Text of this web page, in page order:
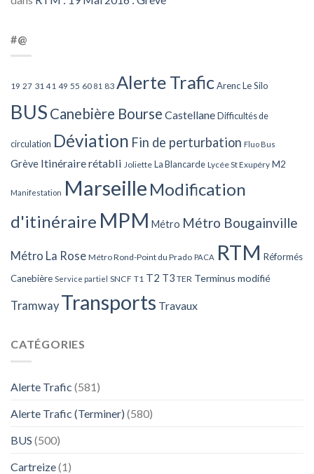
#@
19 27 31 41 49 55 60 81 83 Alerte TraficArenc Le Silo
BUS Canebière Bourse Castellane Difficultés de
circulation Déviation Fin de perturbation Fluo Bus
Grève Itinéraire rétabli Joliette La Blancarde Lycée St Exupéry M2
Manifestation Marseille Modification
d'itinéraire MPM Métro Métro Bougainville
Métro La Rose Métro Rond-Point du Prado PACA RTM Réformés
Canebière Service partiel SNCF T1 T2 T3 TER Terminus modifié
Tramway Transports Travaux
CATÉGORIES
Alerte Trafic (581)
Alerte Trafic (Terminer) (580)
BUS (500)
Cartreize(1)